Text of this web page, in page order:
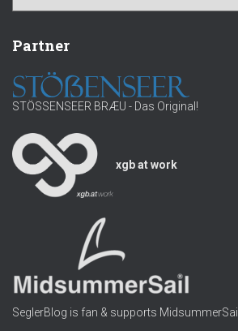
c
:
i
l
a
s
s
r
Partner
STÖSSENSEER BRÆU - Das Original!
xgb at work
SeglerBlog is fan & supports MidsummerSail